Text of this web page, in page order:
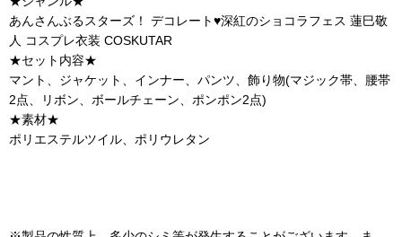
あんさんぶるスターズ！ デコレート♥深紅のショコラフェス 蓮巳敬
人 コスプレ衣装 COSKUTAR
★セット内容★
マント、ジャケット、インナー、パンツ、飾り物(マジック帯、腰帯
2点、リボン、ボールチェーン、ポンポン2点)
★素材★
ポリエステルツイル、ポリウレタン